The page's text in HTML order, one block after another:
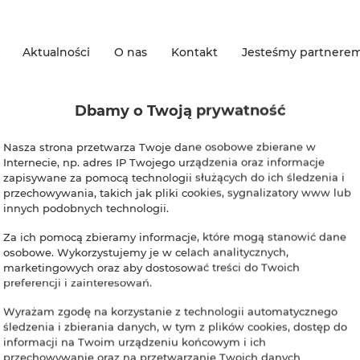
Aktualności O nas Kontakt Jesteśmy
Tutaj
Info@imwald.pl Regulamin Polityka prywatności
Dbamy o Twoją prywatność
Nasza strona przetwarza Twoje dane osobowe zbierane w
Internecie, np. adres IP Twojego urządzenia oraz informacje
zapisywane za pomocą technologii służących do ich śledzenia i
przechowywania, takich jak pliki cookies, sygnalizatory www lub
innych podobnych technologii.
Za ich pomocą zbieramy informacje, które mogą stanowić dane
osobowe. Wykorzystujemy je w celach analitycznych,
marketingowych oraz aby dostosować treści do Twoich
preferencji i zainteresowań.
Wyrażam zgodę na korzystanie z technologii automatycznego
śledzenia i zbierania danych, w tym z plików cookies, dostęp do
informacji na Twoim urządzeniu końcowym i ich
przechowywanie oraz na przetwarzanie Twoich danych